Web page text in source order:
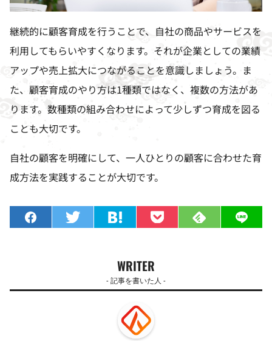
継続的に顧客育成を行うことで、自社の商品やサービスを
利用してもらいやすくなります。それが企業としての業績
アップや売上拡大につながることを意識しましょう。ま
た、顧客育成のやり方は1種類ではなく、複数の方法があ
ります。数種類の組み合わせによって少しずつ育成を図る
ことも大切です。
自社の顧客を明確にして、一人ひとりの顧客に合わせた育
成方法を実践することが大切です。
WRITER
- 記事を書いた人 -